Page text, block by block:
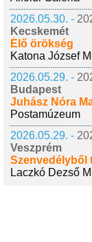
2026.05.30. -
Kecskemét
Élő örökség
Katona József
2026.05.29. -
Budapest
Juhász Nóra
Postamúzeum
2026.05.29. -
Veszprém
Szenvedélyből
Laczkó Dezső